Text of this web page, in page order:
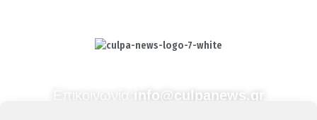
Επικοινωνία:
info@culpanews.gr